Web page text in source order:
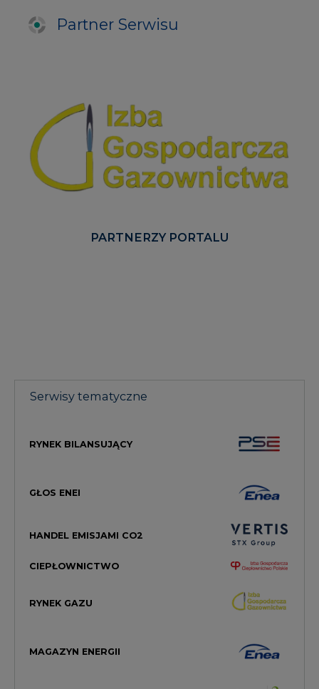
Partner Serwisu
PARTNERZY PORTALU
Serwisy tematyczne
RYNEK BILANSUJĄCY
GŁOS ENEI
HANDEL EMISJAMI CO2
CIEPŁOWNICTWO
RYNEK GAZU
MAGAZYN ENERGII